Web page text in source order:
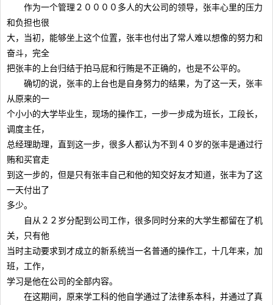
作为一个管理２００００多人的大公司的领导，张丰心里的压力
和负担也很
大，当初，能够坐上这个位置，张丰也付出了常人难以想像的努力和
奋斗，完全
把张丰的上台归结于拍马屁和行贿是不正确的，也是不公平的。
确切的说，张丰的上台也是自身努力的结果，为了这一天，张丰
从原来的一
个小小的大学毕业生，现场的操作工，一步一步成为班长，工段长，
调度主任，
总经理助理，直到这一步，很多人都认为不到４０岁的张丰是通过行
贿和买官走
到这一步的，但是只有张丰自己和他的知交好友才知道，张丰为了这
一天付出了
多少。
自从２２岁分配到公司工作，很多同时分来的大学生都留在了机
关，只有他
当时主动要求到才成立的新系统当一名普通的操作工，十几年来，加
班，工作，
学习是他在公司的全部内容。
在这期间，原来学工科的他自学通过了法律系本科，并通过了真